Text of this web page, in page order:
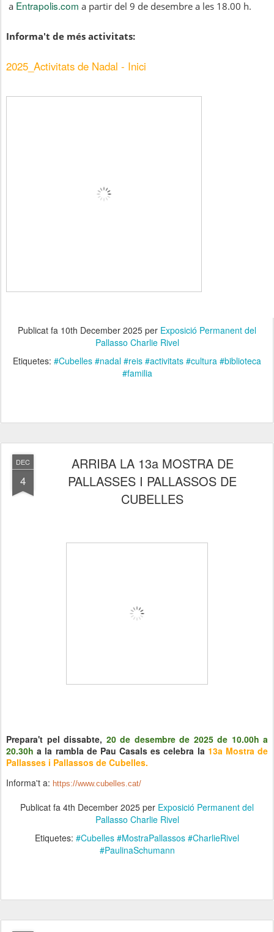
a Entrapolis.com a partir del 9 de desembre a les 18.00 h.
Informa't de més activitats:
2025_Activitats de Nadal - Inici
Publicat fa 10th December 2025 per Exposició Permanent del
Pallasso Charlie Rivel
Etiquetes: #Cubelles #nadal #reis #activitats #cultura #biblioteca
#familia
DEC
4
ARRIBA LA 13a MOSTRA DE
PALLASSES I PALLASSOS DE
CUBELLES
Prepara't pel dissabte, 20 de desembre de 2025 de 10.00h a
20.30ha la rambla de Pau Casals es celebra la 13a Mostra de
Pallasses i Pallassos de Cubelles.
Informa't a: https://www.cubelles.cat/
Publicat fa 4th December 2025 per Exposició Permanent del
Pallasso Charlie Rivel
Etiquetes: #Cubelles #MostraPallassos #CharlieRivel
#PaulinaSchumann